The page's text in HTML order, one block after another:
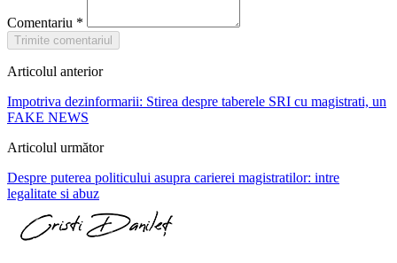
Comentariu *
Trimite comentariul
Articolul anterior
Impotriva dezinformarii: Stirea despre taberele SRI cu magistrati, un
FAKE NEWS
Articolul următor
Despre puterea politicului asupra carierei magistratilor: intre
legalitate si abuz